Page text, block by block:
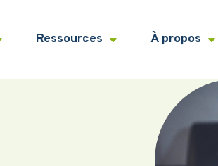
Ressources À propos